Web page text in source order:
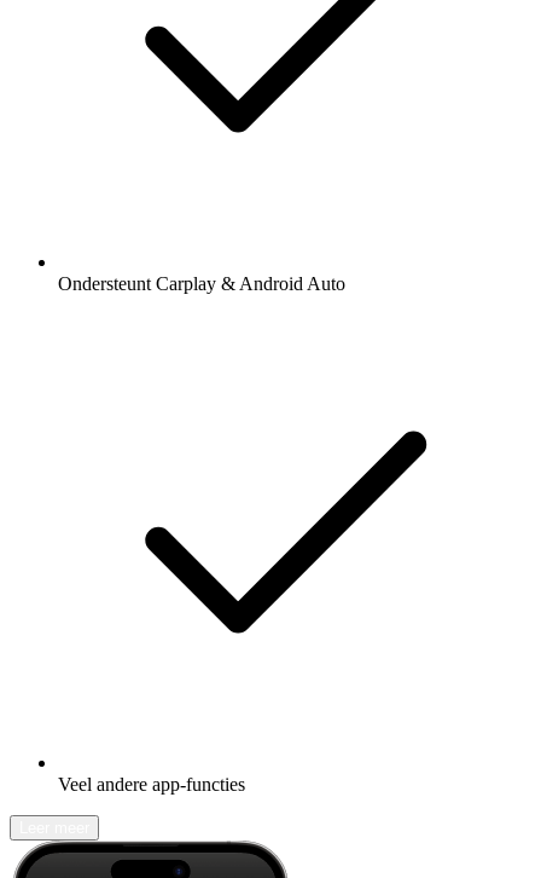
Ondersteunt Carplay & Android Auto
Veel andere app-functies